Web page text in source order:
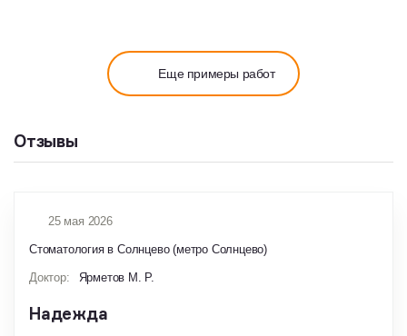
Еще примеры работ
Отзывы
Надежда
25 мая 2026
Стоматология в Солнцево (метро Солнцево)
Доктор: Ярметов М. Р.